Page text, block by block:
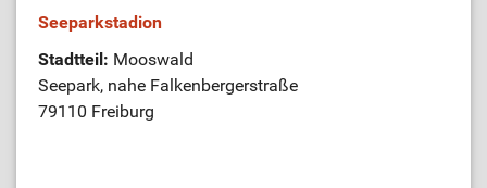
Seeparkstadion
Stadtteil: Mooswald
Seepark, nahe Falkenbergerstraße
79110 Freiburg